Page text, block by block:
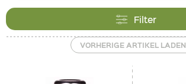
Filter
VORHERIGE ARTIKEL LADEN